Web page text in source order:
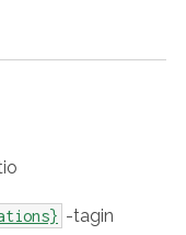
-tagin